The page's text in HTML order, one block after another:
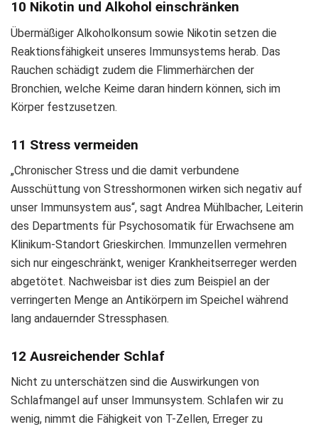
10 Nikotin und Alkohol einschränken
Übermäßiger Alkoholkonsum sowie Nikotin setzen die
Reaktionsfähigkeit unseres Immunsystems herab. Das
Rauchen schädigt zudem die Flimmerhärchen der
Bronchien, welche Keime daran hindern können, sich im
Körper festzusetzen.
11 Stress vermeiden
„Chronischer Stress und die damit verbundene
Ausschüttung von Stresshormonen wirken sich negativ auf
unser Immunsystem aus“, sagt Andrea Mühlbacher, Leiterin
des Departments für Psychosomatik für Erwachsene am
Klinikum-Standort Grieskirchen. Immunzellen vermehren
sich nur eingeschränkt, weniger Krankheitserreger werden
abgetötet. Nachweisbar ist dies zum Beispiel an der
verringerten Menge an Antikörpern im Speichel während
lang andauernder Stressphasen.
12 Ausreichender Schlaf
Nicht zu unterschätzen sind die Auswirkungen von
Schlafmangel auf unser Immunsystem. Schlafen wir zu
wenig, nimmt die Fähigkeit von T-Zellen, Erreger zu